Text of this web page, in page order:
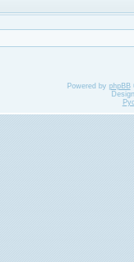
Powered by phpBB